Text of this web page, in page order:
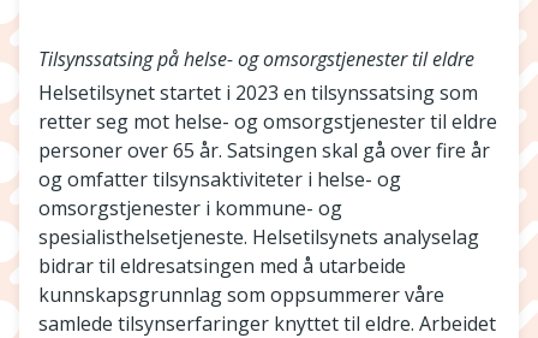
Tilsynssatsing på helse- og omsorgstjenester til eldre
Helsetilsynet startet i 2023 en tilsynssatsing som
retter seg mot helse- og omsorgstjenester til eldre
personer over 65 år. Satsingen skal gå over fire år
og omfatter tilsynsaktiviteter i helse- og
omsorgstjenester i kommune- og
spesialisthelsetjeneste. Helsetilsynets analyselag
bidrar til eldresatsingen med å utarbeide
kunnskapsgrunnlag som oppsummerer våre
samlede tilsynserfaringer knyttet til eldre. Arbeidet